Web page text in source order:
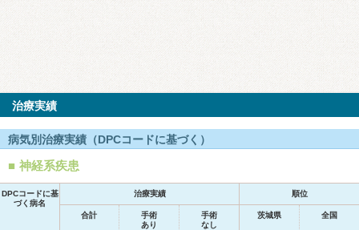
治療実績
病気別治療実績（DPCコードに基づく）
神経系疾患
DPCコードに基
づく病名
治療実績 順位
合計
手術
あり
手術
なし
茨城県 全国